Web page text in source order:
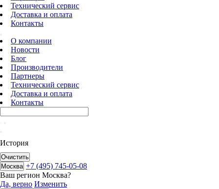
Технический сервис
Доставка и оплата
Контакты
О компании
Новости
Блог
Производители
Партнеры
Технический сервис
Доставка и оплата
Контакты
История
Очистить
Москва +7 (495) 745-05-08
Ваш регион Москва?
Да, верно Изменить